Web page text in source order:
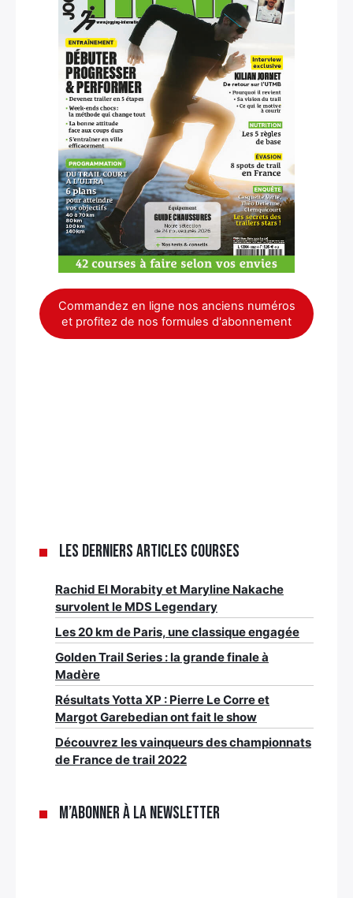
Commandez en ligne nos anciens numéros
et profitez de nos formules d'abonnement
Les derniers articles Courses
Rachid El Morabity et Maryline Nakache
survolent le MDS Legendary
Les 20 km de Paris, une classique engagée
Golden Trail Series : la grande finale à
Madère
Résultats Yotta XP : Pierre Le Corre et
Margot Garebedian ont fait le show
Découvrez les vainqueurs des championnats
de France de trail 2022
M’abonner à la newsletter